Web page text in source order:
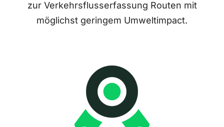
zur Verkehrsflusserfassung Routen mit
möglichst geringem Umweltimpact.